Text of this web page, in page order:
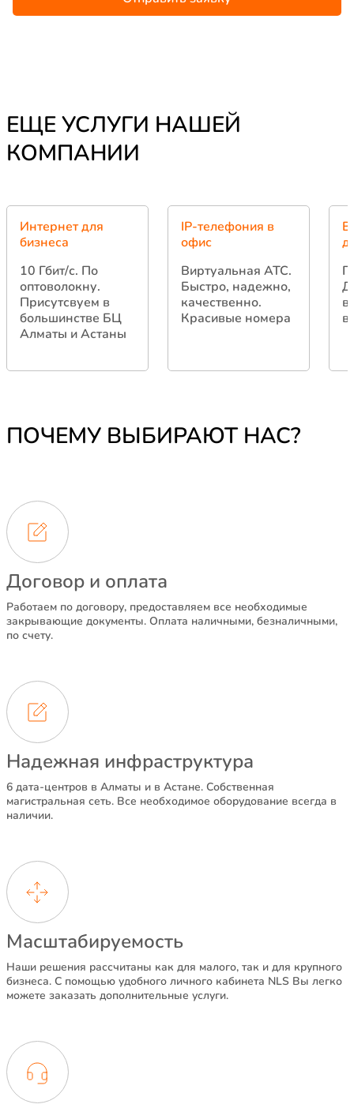
ЕЩЕ УСЛУГИ НАШЕЙ
КОМПАНИИ
Интернет для
бизнеса
10 Гбит/с. По
оптоволокну.
Присутсвуем в
большинстве БЦ
Алматы и Астаны
IP-телефония в
офис
Виртуальная АТС.
Быстро, надежно,
качественно.
Красивые номера
в
ПОЧЕМУ ВЫБИРАЮТ НАС?
Договор и оплата
Работаем по договору, предоставляем все необходимые
закрывающие документы. Оплата наличными, безналичными,
по счету.
Надежная инфраструктура
6 дата-центров в Алматы и в Астане. Собственная
магистральная сеть. Все необходимое оборудование всегда в
наличии.
Масштабируемость
Наши решения рассчитаны как для малого, так и для крупного
бизнеса. С помощью удобного личного кабинета NLS Вы легко
можете заказать дополнительные услуги.